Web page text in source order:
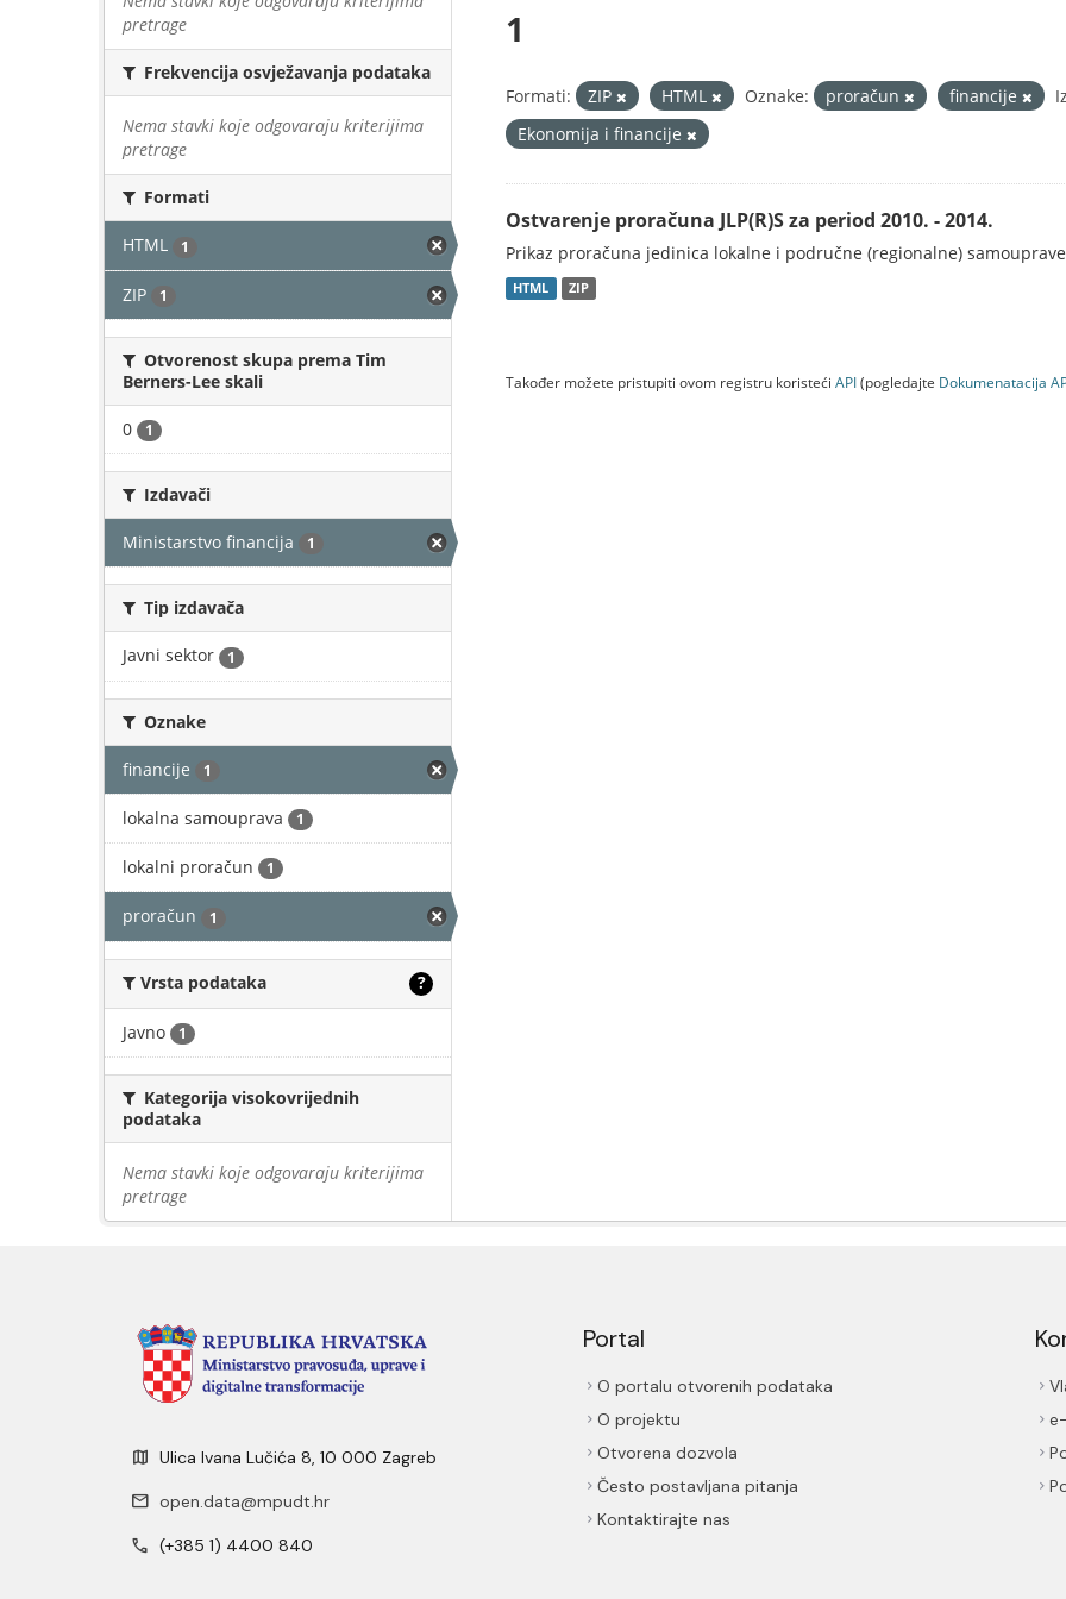
pretrage
Frekvencija osvježavanja podataka
Nema stavki koje odgovaraju kriterijima
pretrage
Formati
HTML 1
ZIP 1
Otvorenost skupa prema Tim
Berners-Lee skali
0 1
Izdavači
Ministarstvo financija 1
Tip izdavača
Javni sektor 1
Oznake
financije 1
lokalna samouprava 1
lokalni proračun 1
proračun 1
Vrsta podataka ?
Javno 1
Kategorija visokovrijednih
podataka
Nema stavki koje odgovaraju kriterijima
pretrage
1
Formati: ZIP HTML Oznake: proračun financije
Ekonomija i financije
Ostvarenje proračuna JLP(R)S za period 2010. - 2014.
Prikaz proračuna jedinica lokalne i područne (regionalne) samouprave
HTML ZIP
Također možete pristupiti ovom registru koristeći API(pogledajte Dokumenаtаcijа